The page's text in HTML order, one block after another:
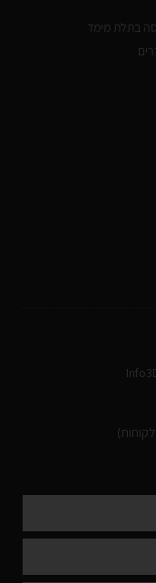
בתלת מימד